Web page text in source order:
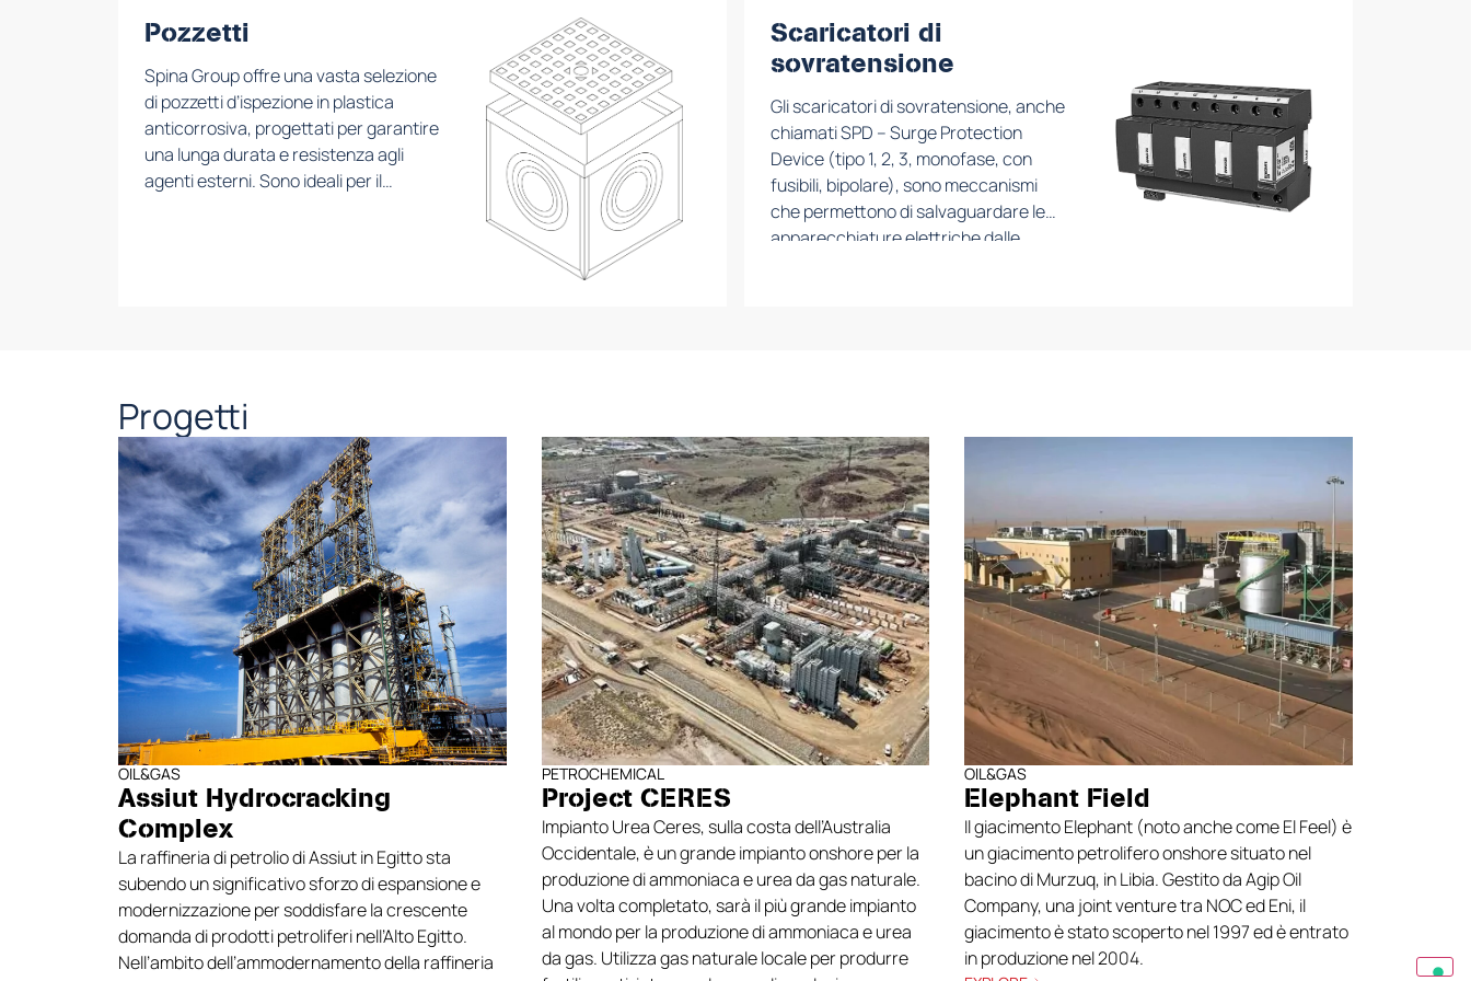
Pozzetti
Spina Group offre una vasta selezione
di pozzetti d’ispezione in plastica
anticorrosiva, progettati per garantire
una lunga durata e resistenza agli
agenti esterni. Sono ideali per il
Scaricatori di
sovratensione
Gli scaricatori di sovratensione, anche
chiamati SPD – Surge Protection
Device (tipo 1, 2, 3, monofase, con
fusibili, bipolare), sono meccanismi
che permettono di salvaguardare le
apparecchiature elettriche dalle
Progetti
OIL&GAS
Assiut Hydrocracking
Complex
La raffineria di petrolio di Assiut in Egitto sta
subendo un significativo sforzo di espansione e
modernizzazione per soddisfare la crescente
domanda di prodotti petroliferi nell’Alto Egitto.
Nell’ambito dell’ammodernamento della raffineria
PETROCHEMICAL
Project CERES
Impianto Urea Ceres, sulla costa dell’Australia
Occidentale, è un grande impianto onshore per la
produzione di ammoniaca e urea da gas naturale.
Una volta completato, sarà il più grande impianto
al mondo per la produzione di ammoniaca e urea
da gas. Utilizza gas naturale locale per produrre
OIL&GAS
Elephant Field
Il giacimento Elephant (noto anche come El Feel) è
un giacimento petrolifero onshore situato nel
bacino di Murzuq, in Libia. Gestito da Agip Oil
Company, una joint venture tra NOC ed Eni, il
giacimento è stato scoperto nel 1997 ed è entrato
in produzione nel 2004.